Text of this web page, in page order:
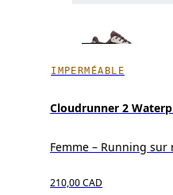
IMPERMÉABLE
Cloudrunner 2
Femme – Running
210,00 CAD